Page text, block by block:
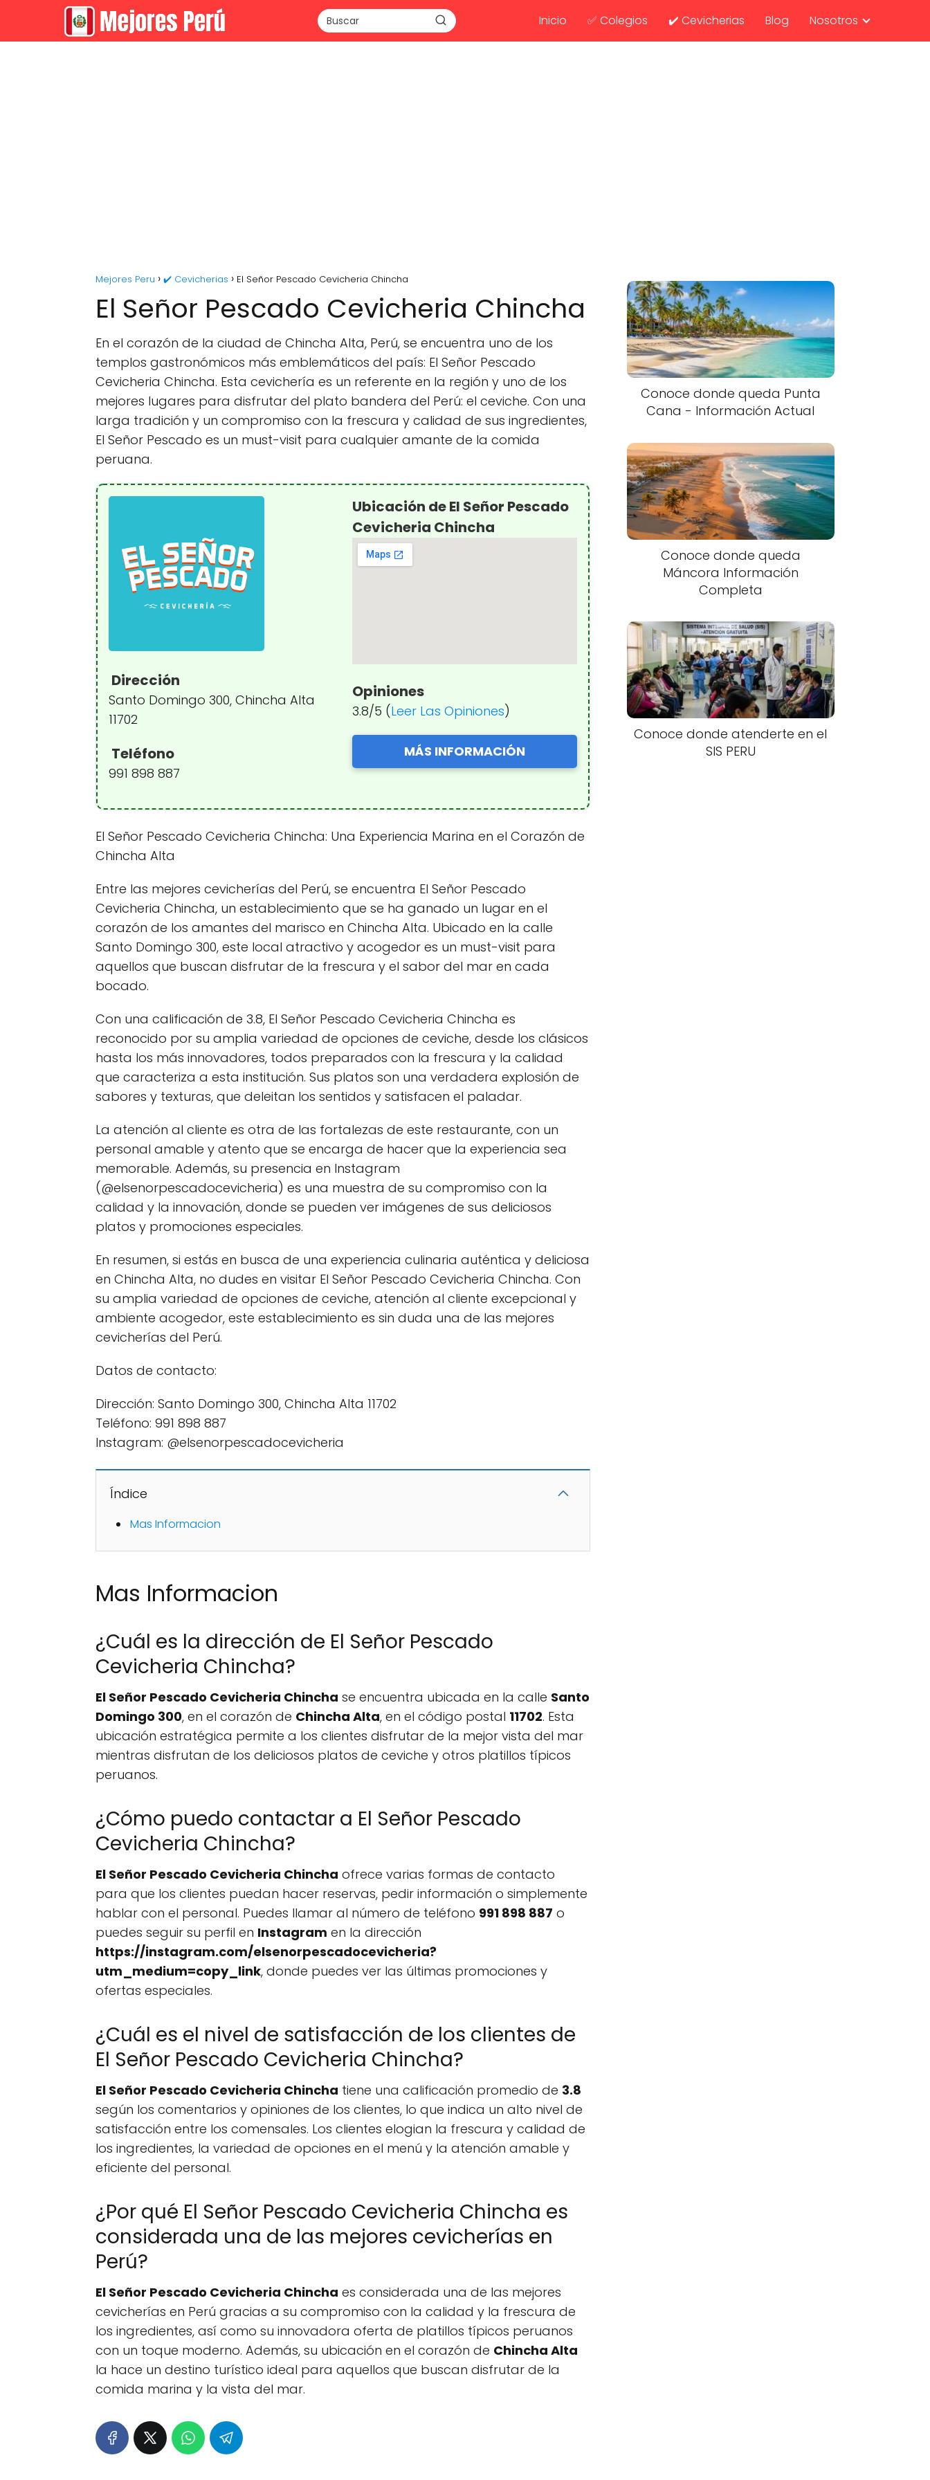
Inicio ✅ Colegios ✔️ Cevicherias Blog Nosotros
Mejores Peru ✔️ Cevicherias El Señor Pescado Cevicheria Chincha
El Señor Pescado Cevicheria Chincha
En el corazón de la ciudad de Chincha Alta, Perú, se encuentra uno de los
templos gastronómicos más emblemáticos del país: El Señor Pescado
Cevicheria Chincha. Esta cevichería es un referente en la región y uno de los
mejores lugares para disfrutar del plato bandera del Perú: el ceviche. Con una
larga tradición y un compromiso con la frescura y calidad de sus ingredientes,
El Señor Pescado es un must-visit para cualquier amante de la comida
peruana.
Dirección
Santo Domingo 300, Chincha Alta
11702
Teléfono
991 898 887
Ubicación de El Señor Pescado
Cevicheria Chincha
Opiniones
3.8/5 (Leer Las Opiniones)
MÁS INFORMACIÓN
El Señor Pescado Cevicheria Chincha: Una Experiencia Marina en el Corazón de
Chincha Alta
Entre las mejores cevicherías del Perú, se encuentra El Señor Pescado
Cevicheria Chincha, un establecimiento que se ha ganado un lugar en el
corazón de los amantes del marisco en Chincha Alta. Ubicado en la calle
Santo Domingo 300, este local atractivo y acogedor es un must-visit para
aquellos que buscan disfrutar de la frescura y el sabor del mar en cada
bocado.
Con una calificación de 3.8, El Señor Pescado Cevicheria Chincha es
reconocido por su amplia variedad de opciones de ceviche, desde los clásicos
hasta los más innovadores, todos preparados con la frescura y la calidad
que caracteriza a esta institución. Sus platos son una verdadera explosión de
sabores y texturas, que deleitan los sentidos y satisfacen el paladar.
La atención al cliente es otra de las fortalezas de este restaurante, con un
personal amable y atento que se encarga de hacer que la experiencia sea
memorable. Además, su presencia en Instagram
(@elsenorpescadocevicheria) es una muestra de su compromiso con la
calidad y la innovación, donde se pueden ver imágenes de sus deliciosos
platos y promociones especiales.
En resumen, si estás en busca de una experiencia culinaria auténtica y deliciosa
en Chincha Alta, no dudes en visitar El Señor Pescado Cevicheria Chincha. Con
su amplia variedad de opciones de ceviche, atención al cliente excepcional y
ambiente acogedor, este establecimiento es sin duda una de las mejores
cevicherías del Perú.
Datos de contacto:
Dirección: Santo Domingo 300, Chincha Alta 11702
Teléfono: 991 898 887
Instagram: @elsenorpescadocevicheria
Índice
Mas Informacion
Mas Informacion
¿Cuál es la dirección de El Señor Pescado
Cevicheria Chincha?
El Señor Pescado Cevicheria Chincha se encuentra ubicada en la calle Santo
Domingo 300, en el corazón de Chincha Alta, en el código postal 11702. Esta
ubicación estratégica permite a los clientes disfrutar de la mejor vista del mar
mientras disfrutan de los deliciosos platos de ceviche y otros platillos típicos
peruanos.
¿Cómo puedo contactar a El Señor Pescado
Cevicheria Chincha?
El Señor Pescado Cevicheria Chincha ofrece varias formas de contacto
para que los clientes puedan hacer reservas, pedir información o simplemente
hablar con el personal. Puedes llamar al número de teléfono 991 898 887 o
puedes seguir su perfil en Instagram en la dirección
https://instagram.com/elsenorpescadocevicheria?
utm_medium=copy_link, donde puedes ver las últimas promociones y
ofertas especiales.
¿Cuál es el nivel de satisfacción de los clientes de
El Señor Pescado Cevicheria Chincha?
El Señor Pescado Cevicheria Chincha tiene una calificación promedio de 3.8
según los comentarios y opiniones de los clientes, lo que indica un alto nivel de
satisfacción entre los comensales. Los clientes elogian la frescura y calidad de
los ingredientes, la variedad de opciones en el menú y la atención amable y
eficiente del personal.
¿Por qué El Señor Pescado Cevicheria Chincha es
considerada una de las mejores cevicherías en
Perú?
El Señor Pescado Cevicheria Chincha es considerada una de las mejores
cevicherías en Perú gracias a su compromiso con la calidad y la frescura de
los ingredientes, así como su innovadora oferta de platillos típicos peruanos
con un toque moderno. Además, su ubicación en el corazón de Chincha Alta
la hace un destino turístico ideal para aquellos que buscan disfrutar de la
comida marina y la vista del mar.
Conoce donde queda Punta
Cana - Información Actual
Conoce donde queda
Máncora Información
Completa
Conoce donde atenderte en el
SIS PERU